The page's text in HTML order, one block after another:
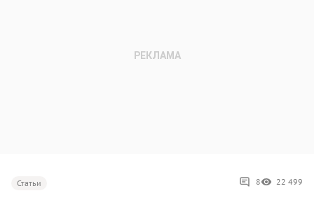
Статьи 8 22 499